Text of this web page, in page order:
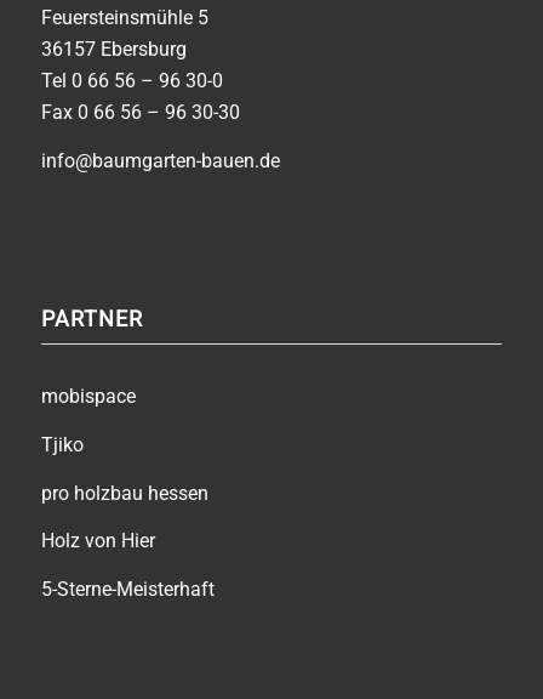
Feuersteinsmühle 5
36157 Ebersburg
Tel 0 66 56 – 96 30-0
Fax 0 66 56 – 96 30-30
info@baumgarten-bauen.de
PARTNER
mobispace
Tjiko
pro holzbau hessen
Holz von Hier
5-Sterne-Meisterhaft